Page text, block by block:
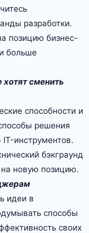
разработки.
позицию бизнес-
больше
сменить
способности и
решения
инструментов.
бэкграунд
новую позицию.
идеи в
способы
своих